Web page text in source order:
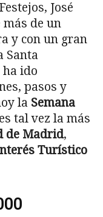
José
de un
y con un gran
Santa
ha ido
pasos y
la Semana
es tal vez la más
de Madrid,
Turístico